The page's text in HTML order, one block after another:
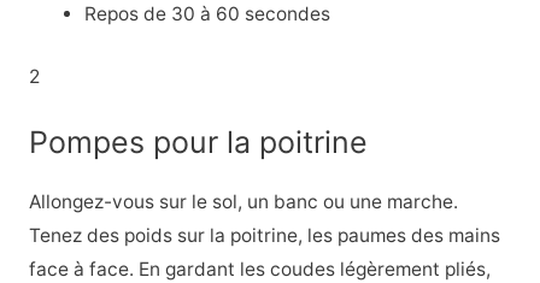
Repos de 30 à 60 secondes
2
Pompes pour la poitrine
Allongez-vous sur le sol, un banc ou une marche.
Tenez des poids sur la poitrine, les paumes des mains
face à face. En gardant les coudes légèrement pliés,